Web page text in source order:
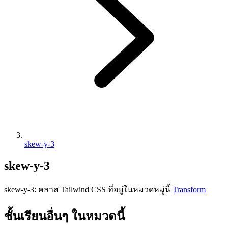
skew-y-3
skew-y-3
skew-y-3: คลาส Tailwind CSS ที่อยู่ในหมวดหมู่นี้ Transform
ชั้นเรียนอื่นๆ ในหมวดนี้